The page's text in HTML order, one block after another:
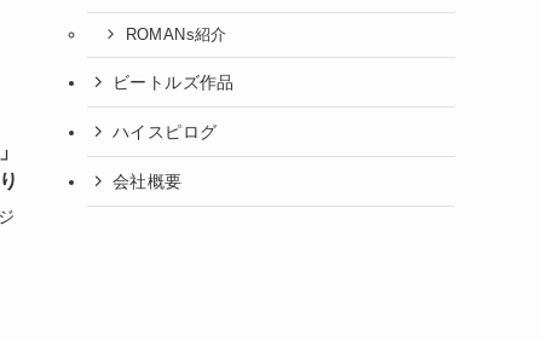
ROMANs紹介
ビートルズ作品
ハイスピログ
会社概要